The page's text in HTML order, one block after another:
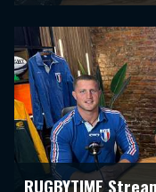
RUGBYTIME